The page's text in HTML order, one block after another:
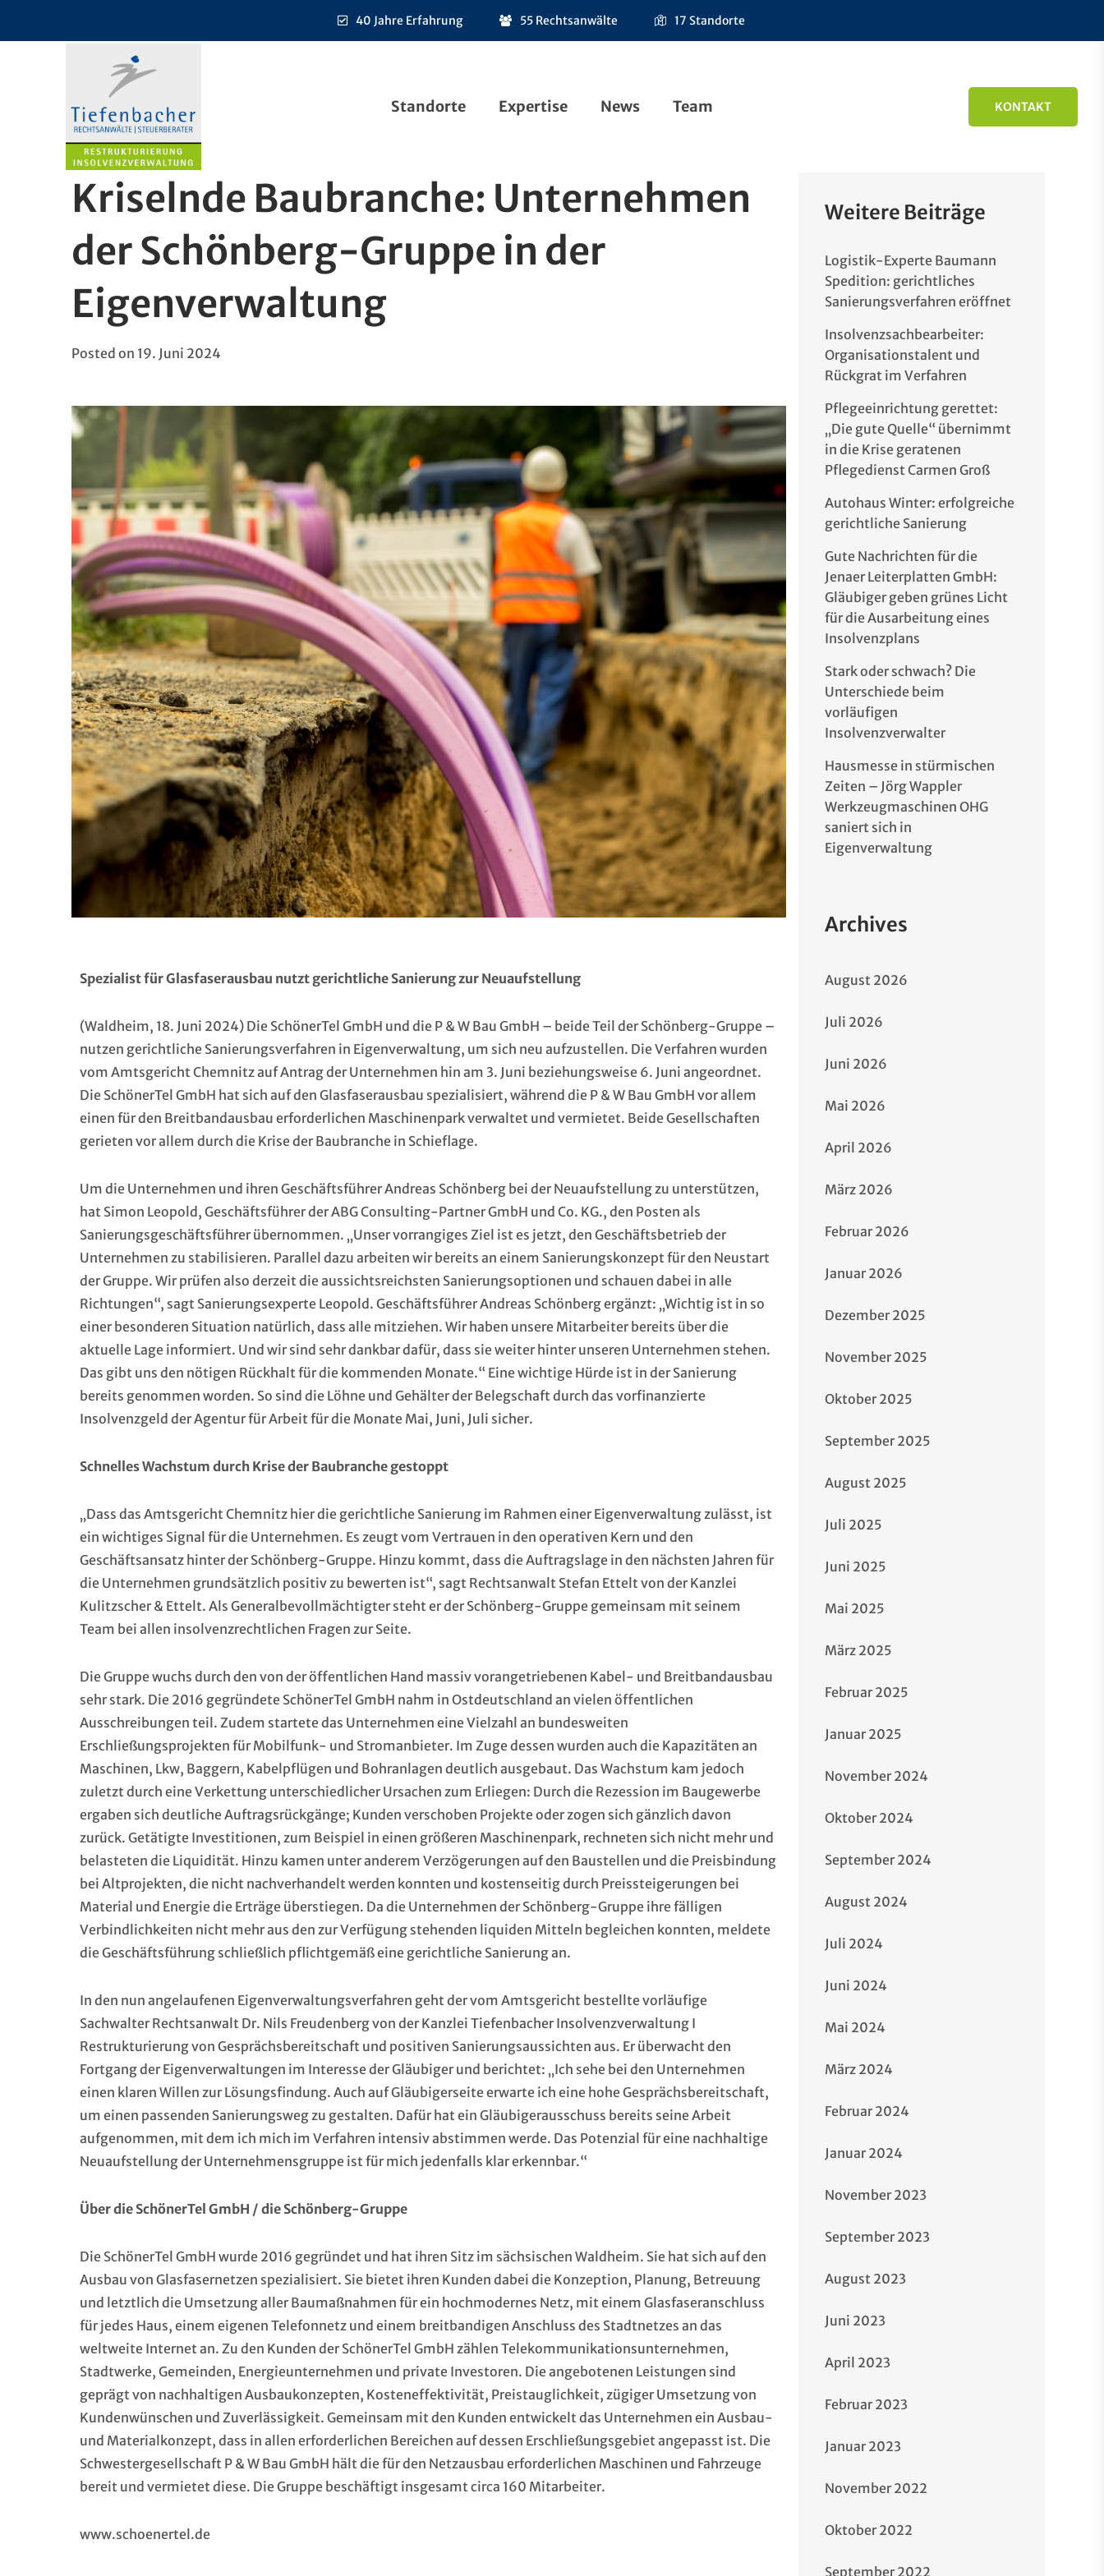
40 Jahre Erfahrung 55 Rechtsanwälte 17 Standorte
Standorte Expertise News Team KONTAKT
Kriselnde Baubranche: Unternehmen
der Schönberg-Gruppe in der
Eigenverwaltung
Posted on 19. Juni 2024
Spezialist für Glasfaserausbau nutzt gerichtliche Sanierung zur Neuaufstellung
(Waldheim, 18. Juni 2024) Die SchönerTel GmbH und die P & W Bau GmbH – beide Teil der Schönberg-Gruppe –
nutzen gerichtliche Sanierungsverfahren in Eigenverwaltung, um sich neu aufzustellen. Die Verfahren wurden
vom Amtsgericht Chemnitz auf Antrag der Unternehmen hin am 3. Juni beziehungsweise 6. Juni angeordnet.
Die SchönerTel GmbH hat sich auf den Glasfaserausbau spezialisiert, während die P & W Bau GmbH vor allem
einen für den Breitbandausbau erforderlichen Maschinenpark verwaltet und vermietet. Beide Gesellschaften
gerieten vor allem durch die Krise der Baubranche in Schieflage.
Um die Unternehmen und ihren Geschäftsführer Andreas Schönberg bei der Neuaufstellung zu unterstützen,
hat Simon Leopold, Geschäftsführer der ABG Consulting-Partner GmbH und Co. KG., den Posten als
Sanierungsgeschäftsführer übernommen. „Unser vorrangiges Ziel ist es jetzt, den Geschäftsbetrieb der
Unternehmen zu stabilisieren. Parallel dazu arbeiten wir bereits an einem Sanierungskonzept für den Neustart
der Gruppe. Wir prüfen also derzeit die aussichtsreichsten Sanierungsoptionen und schauen dabei in alle
Richtungen“, sagt Sanierungsexperte Leopold. Geschäftsführer Andreas Schönberg ergänzt: „Wichtig ist in so
einer besonderen Situation natürlich, dass alle mitziehen. Wir haben unsere Mitarbeiter bereits über die
aktuelle Lage informiert. Und wir sind sehr dankbar dafür, dass sie weiter hinter unseren Unternehmen stehen.
Das gibt uns den nötigen Rückhalt für die kommenden Monate.“ Eine wichtige Hürde ist in der Sanierung
bereits genommen worden. So sind die Löhne und Gehälter der Belegschaft durch das vorfinanzierte
Insolvenzgeld der Agentur für Arbeit für die Monate Mai, Juni, Juli sicher.
Schnelles Wachstum durch Krise der Baubranche gestoppt
„Dass das Amtsgericht Chemnitz hier die gerichtliche Sanierung im Rahmen einer Eigenverwaltung zulässt, ist
ein wichtiges Signal für die Unternehmen. Es zeugt vom Vertrauen in den operativen Kern und den
Geschäftsansatz hinter der Schönberg-Gruppe. Hinzu kommt, dass die Auftragslage in den nächsten Jahren für
die Unternehmen grundsätzlich positiv zu bewerten ist“, sagt Rechtsanwalt Stefan Ettelt von der Kanzlei
Kulitzscher & Ettelt. Als Generalbevollmächtigter steht er der Schönberg-Gruppe gemeinsam mit seinem
Team bei allen insolvenzrechtlichen Fragen zur Seite.
Die Gruppe wuchs durch den von der öffentlichen Hand massiv vorangetriebenen Kabel- und Breitbandausbau
sehr stark. Die 2016 gegründete SchönerTel GmbH nahm in Ostdeutschland an vielen öffentlichen
Ausschreibungen teil. Zudem startete das Unternehmen eine Vielzahl an bundesweiten
Erschließungsprojekten für Mobilfunk- und Stromanbieter. Im Zuge dessen wurden auch die Kapazitäten an
Maschinen, Lkw, Baggern, Kabelpflügen und Bohranlagen deutlich ausgebaut. Das Wachstum kam jedoch
zuletzt durch eine Verkettung unterschiedlicher Ursachen zum Erliegen: Durch die Rezession im Baugewerbe
ergaben sich deutliche Auftragsrückgänge; Kunden verschoben Projekte oder zogen sich gänzlich davon
zurück. Getätigte Investitionen, zum Beispiel in einen größeren Maschinenpark, rechneten sich nicht mehr und
belasteten die Liquidität. Hinzu kamen unter anderem Verzögerungen auf den Baustellen und die Preisbindung
bei Altprojekten, die nicht nachverhandelt werden konnten und kostenseitig durch Preissteigerungen bei
Material und Energie die Erträge überstiegen. Da die Unternehmen der Schönberg-Gruppe ihre fälligen
Verbindlichkeiten nicht mehr aus den zur Verfügung stehenden liquiden Mitteln begleichen konnten, meldete
die Geschäftsführung schließlich pflichtgemäß eine gerichtliche Sanierung an.
In den nun angelaufenen Eigenverwaltungsverfahren geht der vom Amtsgericht bestellte vorläufige
Sachwalter Rechtsanwalt Dr. Nils Freudenberg von der Kanzlei Tiefenbacher Insolvenzverwaltung I
Restrukturierung von Gesprächsbereitschaft und positiven Sanierungsaussichten aus. Er überwacht den
Fortgang der Eigenverwaltungen im Interesse der Gläubiger und berichtet: „Ich sehe bei den Unternehmen
einen klaren Willen zur Lösungsfindung. Auch auf Gläubigerseite erwarte ich eine hohe Gesprächsbereitschaft,
um einen passenden Sanierungsweg zu gestalten. Dafür hat ein Gläubigerausschuss bereits seine Arbeit
aufgenommen, mit dem ich mich im Verfahren intensiv abstimmen werde. Das Potenzial für eine nachhaltige
Neuaufstellung der Unternehmensgruppe ist für mich jedenfalls klar erkennbar.“
Über die SchönerTel GmbH / die Schönberg-Gruppe
Die SchönerTel GmbH wurde 2016 gegründet und hat ihren Sitz im sächsischen Waldheim. Sie hat sich auf den
Ausbau von Glasfasernetzen spezialisiert. Sie bietet ihren Kunden dabei die Konzeption, Planung, Betreuung
und letztlich die Umsetzung aller Baumaßnahmen für ein hochmodernes Netz, mit einem Glasfaseranschluss
für jedes Haus, einem eigenen Telefonnetz und einem breitbandigen Anschluss des Stadtnetzes an das
weltweite Internet an. Zu den Kunden der SchönerTel GmbH zählen Telekommunikationsunternehmen,
Stadtwerke, Gemeinden, Energieunternehmen und private Investoren. Die angebotenen Leistungen sind
geprägt von nachhaltigen Ausbaukonzepten, Kosteneffektivität, Preistauglichkeit, zügiger Umsetzung von
Kundenwünschen und Zuverlässigkeit. Gemeinsam mit den Kunden entwickelt das Unternehmen ein Ausbau-
und Materialkonzept, dass in allen erforderlichen Bereichen auf dessen Erschließungsgebiet angepasst ist. Die
Schwestergesellschaft P & W Bau GmbH hält die für den Netzausbau erforderlichen Maschinen und Fahrzeuge
bereit und vermietet diese. Die Gruppe beschäftigt insgesamt circa 160 Mitarbeiter.
www.schoenertel.de
Weitere Beiträge
Logistik-Experte Baumann
Spedition: gerichtliches
Sanierungsverfahren eröffnet
Insolvenzsachbearbeiter:
Organisationstalent und
Rückgrat im Verfahren
Pflegeeinrichtung gerettet:
„Die gute Quelle“ übernimmt
in die Krise geratenen
Pflegedienst Carmen Groß
Autohaus Winter: erfolgreiche
gerichtliche Sanierung
Gute Nachrichten für die
Jenaer Leiterplatten GmbH:
Gläubiger geben grünes Licht
für die Ausarbeitung eines
Insolvenzplans
Stark oder schwach? Die
Unterschiede beim
vorläufigen
Insolvenzverwalter
Hausmesse in stürmischen
Zeiten – Jörg Wappler
Werkzeugmaschinen OHG
saniert sich in
Eigenverwaltung
Archives
August 2026
Juli 2026
Juni 2026
Mai 2026
April 2026
März 2026
Februar 2026
Januar 2026
Dezember 2025
November 2025
Oktober 2025
September 2025
August 2025
Juli 2025
Juni 2025
Mai 2025
März 2025
Februar 2025
Januar 2025
November 2024
Oktober 2024
September 2024
August 2024
Juli 2024
Juni 2024
Mai 2024
März 2024
Februar 2024
Januar 2024
November 2023
September 2023
August 2023
Juni 2023
April 2023
Februar 2023
Januar 2023
November 2022
Oktober 2022
September 2022